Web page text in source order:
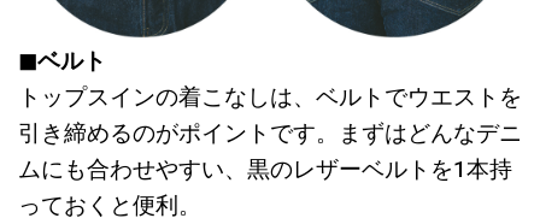
◼︎ベルト
トップスインの着こなしは、ベルトでウエストを
引き締めるのがポイントです。まずはどんなデニ
ムにも合わせやすい、黒のレザーベルトを1本持
っておくと便利。